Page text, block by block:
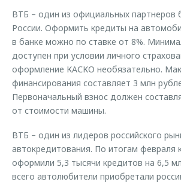
ВТБ – один из официальных партнеров
России. Оформить кредиты на
в банке можно по ставке от 8%.
доступен при условии личного
оформление КАСКО необязательно.
финансирования составляет 3 млн
Первоначальный взнос должен
от стоимости машины.
ВТБ – один из лидеров российского
автокредитования. По итогам февраля
оформили 5,3 тысячи кредитов на 6,5
всего автолюбители приобретали